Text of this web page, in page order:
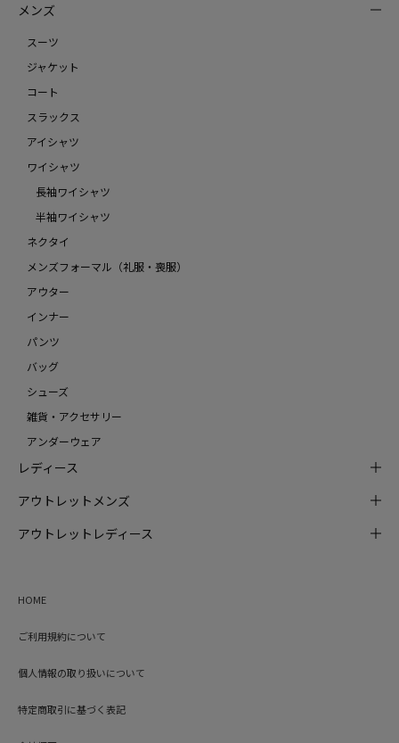
メンズ
スーツ
ジャケット
コート
スラックス
アイシャツ
ワイシャツ
長袖ワイシャツ
半袖ワイシャツ
ネクタイ
メンズフォーマル（礼服・喪服）
アウター
インナー
パンツ
バッグ
シューズ
雑貨・アクセサリー
アンダーウェア
レディース
アウトレットメンズ
アウトレットレディース
HOME
ご利用規約について
個人情報の取り扱いについて
特定商取引に基づく表記